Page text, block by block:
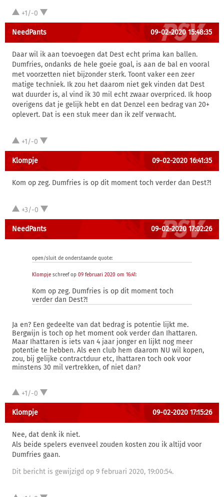
+1/-0
NeedPants 09-02-2020 15:48:35
Daar wil ik aan toevoegen dat Dest echt prima kan ballen.
Dumfries, ondanks de hele goeie goal, is aan de bal en vooral
met voorzetten niet bijzonder sterk. Toont vaker een zeer
matige techniek. Ik zou het daarom niet gek vinden dat Dest
wat duurder is, al vind ik 30 mil echt zwaar overpriced. Ik hoop
overigens dat je gelijk hebt en dat Denzel een bedrag van 20+
oplevert. Dat is een stuk meer dan ik zelf verwacht.
+1/-0
Klompje 09-02-2020 16:41:35
Kom op zeg. Dumfries is op dit moment toch verder dan Dest?!
+3/-0
NeedPants 09-02-2020 17:02:26
open/sluit de onderstaande quote:
Klompje schreef op 09 februari 2020 om 16:41:
Kom op zeg. Dumfries is op dit moment toch
verder dan Dest?!
Ja en? Een gedeelte van dat bedrag is potentie lijkt me.
Bergwijn is toch op het moment ook verder dan Ihattaren.
Maar Ihattaren is iets van 4 jaar jonger en lijkt nog meer
potentie te hebben. Als een club hem daarom NU wil kopen,
zou, bij gelijke contractduur etc, Ihattaren toch ook voor
minstens 30 mil vertrekken, of niet dan?
+1/-0
Klompje 09-02-2020 17:15:26
Nee, dat denk ik niet.
Als beide spelers evenveel zouden kosten zou ik altijd voor
Dumfries gaan.
Dit bericht is gewijzigd op 9 februari 2020, 19:00:54.